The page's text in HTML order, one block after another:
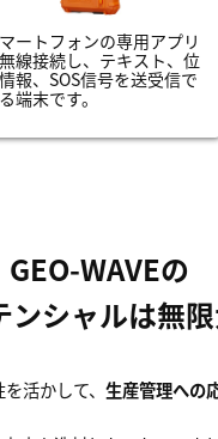
ートフォンの専用アプリ
線接続し、テキスト、位
報、SOS信号を送受信で
端末です。
GEO-WAVEの
ンシャルは無
活かして、 生産管理への